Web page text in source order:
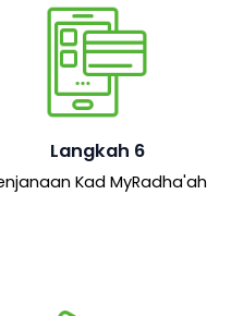
Langkah 6
Kad MyRadha'ah
permohonan diluluskan, kad
MyRadha’ah akan dijana.